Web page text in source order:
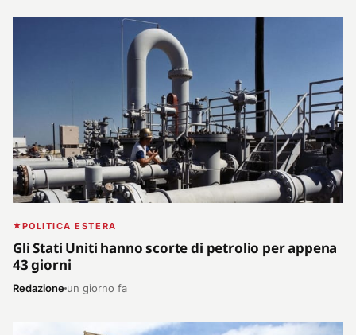
POLITICA ESTERA
Gli Stati Uniti hanno scorte di petrolio per appena
43 giorni
Redazione un giorno fa